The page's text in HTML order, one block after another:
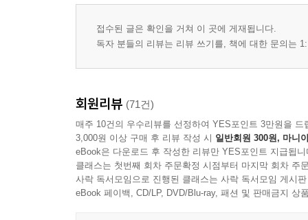
접수된 글은 확인을 거쳐 이 곳에 게재됩니다.
독자 분들의 리뷰는 리뷰 쓰기를, 책에 대한 문의는
회원리뷰 (71건)
매주 10건의 우수리뷰를 선정하여 YES포인트 3만원을 드
3,000원 이상 구매 후 리뷰 작성 시 일반회원 300원, 마니
eBook은 다운로드 후 작성한 리뷰만 YES포인트 지급됩니
클래스는 첫번째 회차 주문확정 시점부터 마지막 회차 주
사락 독서모임으로 진행된 클래스는 사락 독서모임 게시
eBook 페이백, CD/LP, DVD/Blu-ray, 패션 및 판매금지 상